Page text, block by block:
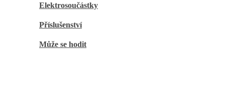
Elektrosoučástky
Příslušenství
Může se hodit